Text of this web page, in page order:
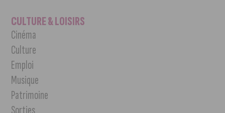
CULTURE & LOISIRS
Cinéma
Culture
Emploi
Musique
Patrimoine